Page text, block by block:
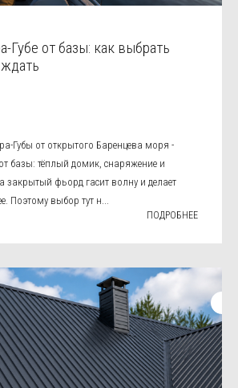
Губе от базы: как выбрать
Губы от открытого Баренцева моря -
базы: тёплый домик, снаряжение и
закрытый фьорд гасит волну и делает
Поэтому выбор тут н...
ПОДРОБНЕЕ